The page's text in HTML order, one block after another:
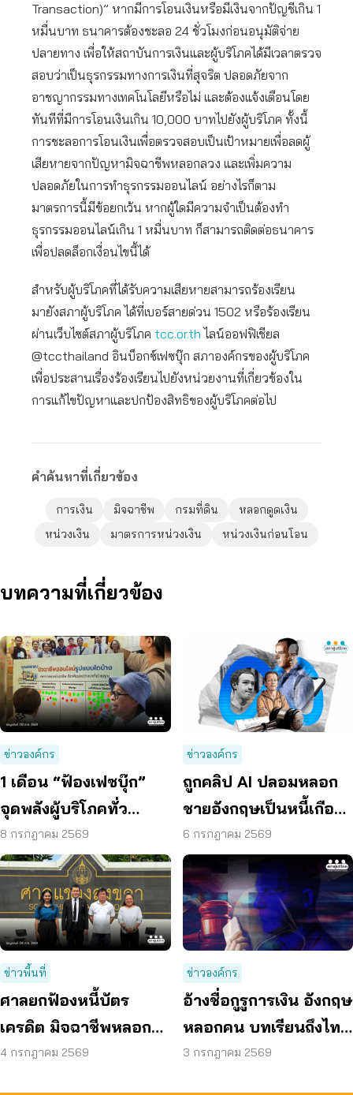
Transaction)” หากมีการโอนเงินหรือมีเงินจากปัญชีเกิน 1
หมื่นบาท ธนาคารต้องชะลอ 24 ชั่วโมงก่อนอนุมัติจ่าย
ปลายทาง เพื่อให้สถาบันการเงินและผู้บริโภคได้มีเวลาตรวจ
สอบว่าเป็นธุรกรรมทางการเงินที่สุจริต ปลอดภัยจาก
อาชญากรรมทางเทคโนโลยีหรือไม่ และต้องแจ้งเตือนโดย
ทันทีที่มีการโอนเงินเกิน 10,000 บาทไปยังผู้บริโภค ทั้งนี้
การชะลอการโอนเงินเพื่อตรวจสอบเป็นเป้าหมายเพื่อลดผู้
เสียหายจากปัญหามิจฉาชีพหลอกลวง และเพิ่มความ
ปลอดภัยในการทำธุรกรรมออนไลน์ อย่างไรก็ตาม
มาตรการนี้มีข้อยกเว้น หากผู้ใดมีความจำเป็นต้องทำ
ธุรกรรมออนไลน์เกิน 1 หมื่นบาท ก็สามารถติดต่อธนาคาร
เพื่อปลดล็อกเงื่อนไขนี้ได้
สำหรับผู้บริโภคที่ได้รับความเสียหายสามารถร้องเรียน
มายังสภาผู้บริโภค ได้ที่เบอร์สายด่วน 1502 หรือร้องเรียน
ผ่านเว็บไซต์สภาผู้บริโภค tcc.or.th ไลน์ออฟฟิเชียล
@tccthailand อินบ็อกซ์เฟซบุ๊ก สภาองค์กรของผู้บริโภค
เพื่อประสานเรื่องร้องเรียนไปยังหน่วยงานที่เกี่ยวข้องใน
การแก้ไขปัญหาและปกป้องสิทธิของผู้บริโภคต่อไป
คำค้นหาที่เกี่ยวข้อง
การเงิน มิจฉาชีพ กรมที่ดิน
หลอกดูดเงิน
หน่วงเงิน
มาตรการหน่วงเงิน หน่วงเงินก่อนโอน
บทความที่เกี่ยวข้อง
ข่าวองค์กร
1 เดือน “ฟ้องเฟซบุ๊ก”
จุดพลังผู้บริโภคทั่ว
ประเทศ ดันแพลตฟอร์ม
ร่วมรับผิดชอบ
8 กรกฎาคม 2569
ข่าวองค์กร
ถูกคลิป AI ปลอมหลอก
ชายอังกฤษเป็นหนี้เกือบ
30 ปี ก่อน ผู้เสียหายรวม
พลังฟ้องเมตา
6 กรกฎาคม 2569
ข่าวพื้นที่
ศาลยกฟ้องหนี้บัตร
เครดิต มิจฉาชีพหลอก
กดลิงก์ หลังสภาผู้บริโภค
4 กรกฎาคม 2569
ข่าวองค์กร
อ้างชื่อกูรูการเงิน อังกฤษ
หลอกคน บทเรียนถึงไทย
ฟ้องแพลตฟอร์ม –
3 กรกฎาคม 2569